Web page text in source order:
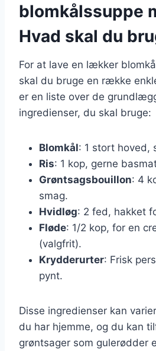
blomkålssuppe
Hvad skal du
For at lave en lækker
skal du bruge en række
er en liste over de
ingredienser, du skal bruge:
Blomkål: 1 stort hoved,
Ris: 1 kop, gerne
Grøntsagsbouillon: 4
smag.
Hvidløg: 2 fed, hakket
Fløde: 1/2 kop, for en
(valgfrit).
Krydderurter: Frisk
pynt.
Disse ingredienser kan
du har hjemme, og du kan
grøntsager som gulerødder